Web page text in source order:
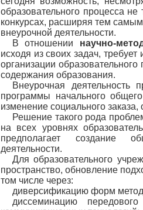
образовательного процесса
конкурсах, расширяя тем
внеурочной деятельности.
В отношении научно-
исходя из своих задач,
организации образовательного
содержания образования.
Внеурочная деятельность
программы начального
изменение социального
Решение такого рода
на всех уровнях
предполагает создание
деятельности.
Для образовательного
пространство, обновление
том числе через:
диверсификацию форм
диссеминацию